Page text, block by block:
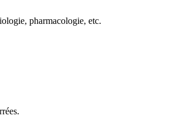
pharmacologie, etc.